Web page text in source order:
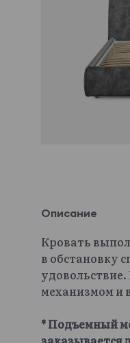
Описание
Кровать
в обстановку
механизмом и
* Подъемный